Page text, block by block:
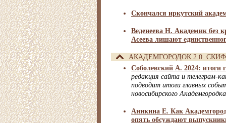
Скончался иркутский
Веденеева Н. Академик без
Асеева лишают
АКАДЕМГОРОДОК 2.0.
Соболевский А. 2024: итоги
редакция сайта и телеграм-
подводит итоги главных
новосибирского Академгородка
Аникина Е. Как
опять обсуждают